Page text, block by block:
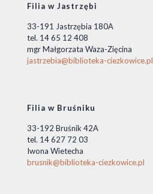
Filia w Jastrzębi
33-191 Jastrzębia 180A
tel. 14 65 12 408
mgr Małgorzata Waza-Zięcina
jastrzebia@biblioteka-ciezkowice.pl
Filia w Bruśniku
33-192 Bruśnik 42A
tel. 14 627 72 03
Iwona Wietecha
brusnik@biblioteka-ciezkowice.pl